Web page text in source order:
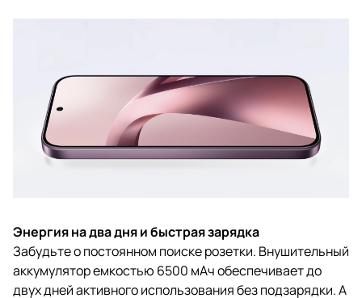
Энергия на два дня и быстрая зарядка
Забудьте о постоянном поиске розетки. Внушительный
аккумулятор емкостью 6500 мАч обеспечивает до
двух дней активного использования без подзарядки. А